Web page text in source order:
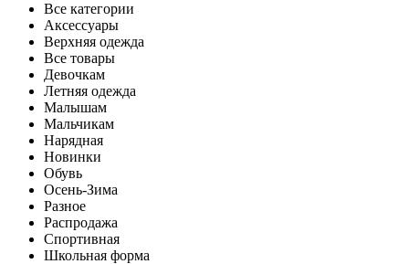
Все категории
Аксессуары
Верхняя одежда
Все товары
Девочкам
Летняя одежда
Малышам
Мальчикам
Нарядная
Новинки
Обувь
Осень-Зима
Разное
Распродажа
Спортивная
Школьная форма